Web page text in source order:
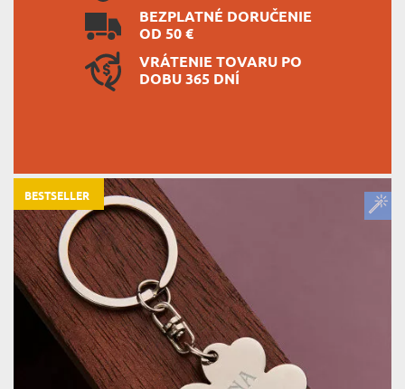
BEZPLATNÉ DORUČENIE
OD 50 €
VRÁTENIE TOVARU PO
DOBU 365 DNÍ
BESTSELLER